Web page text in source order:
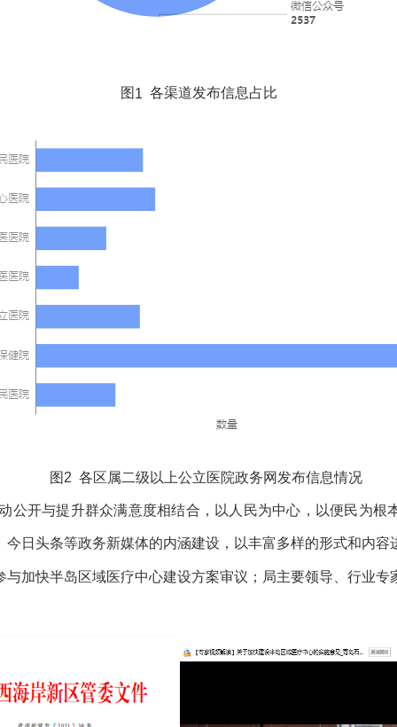
图 1 各渠道发布信息占比
图 2 各区属二级以上公立医院政务网发布信息情况
公开与提升群众满意度相结合，以人民为中心，以便民为根
日头条等政务新媒体的内涵建设，以丰富多样的形式和内
加快半岛区域医疗中心建设方案审议；局主要领导、行业